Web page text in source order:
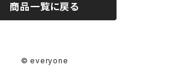
商品一覧に戻る
© everyone